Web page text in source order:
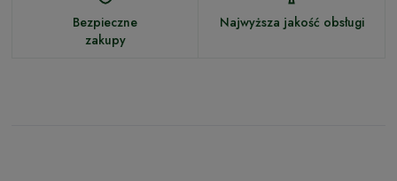
Bezpieczne
zakupy
Najwyższa jakość obsługi